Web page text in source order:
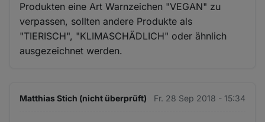
Produkten eine Art Warnzeichen "VEGAN" zu
verpassen, sollten andere Produkte als
"TIERISCH", "KLIMASCHÄDLICH" oder ähnlich
ausgezeichnet werden.
Matthias Stich (nicht überprüft) Fr. 28 Sep 2018 - 15:34